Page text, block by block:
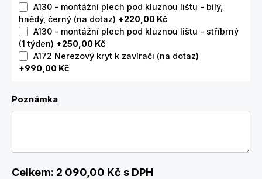
A130 - montážní plech pod kluznou lištu - bílý,
hnědý, černý (na dotaz) +220,00 Kč
A130 - montážní plech pod kluznou lištu - stříbrný
(1 týden) +250,00 Kč
A172 Nerezový kryt k zavírači (na dotaz)
+990,00 Kč
Poznámka
Celkem: 2 090,00 Kč s DPH